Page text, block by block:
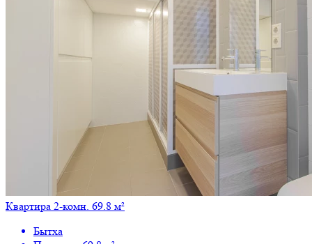
Квартира 2-комн. 69.8 м²
Бытха